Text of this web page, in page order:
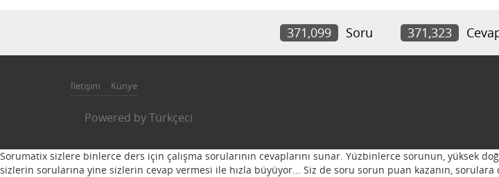
371,099 Soru 371,323
İletişim Künye
Powered byTürkçeci
Sorumatix sizlere binlerce ders için çalışma sorularının cevaplarını sunar. Yüzbinlerce sorunun, yüksek
sizlerin sorularına yine sizlerin cevap vermesi ile hızla büyüyor... Siz de soru sorun puan kazanın,